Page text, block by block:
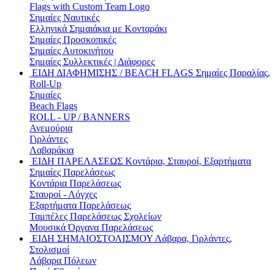
Flags with Custom Team Logo
Σημαίες Ναυτικές
Ελληνικά Σημαιάκια με Κονταράκι
Σημαίες Προσκοπικές
Σημαίες Αυτοκινήτου
Σημαίες Συλλεκτικές | Διάφορες
ΕΙΔΗ ΔΙΑΦΗΜΙΣΗΣ / BEACH FLAGS Σημαίες Παραλίας,
Roll-Up
Σημαίες
Beach Flags
ROLL - UP / BANNERS
Ανεμούρια
Γιρλάντες
Λαβαράκια
ΕΙΔΗ ΠΑΡΕΛΑΣΕΩΣ Κοντάρια, Σταυροί, Εξαρτήματα
Σημαίες Παρελάσεως
Κοντάρια Παρελάσεως
Σταυροί - Λόγχες
Εξαρτήματα Παρελάσεως
Ταμπέλες Παρελάσεως Σχολείων
Μουσικά Όργανα Παρελάσεως
ΕΙΔΗ ΣΗΜΑΙΟΣΤΟΛΙΣΜΟΥ Λάβαρα, Γιρλάντες,
Στολισμοί
Λάβαρα Πόλεων